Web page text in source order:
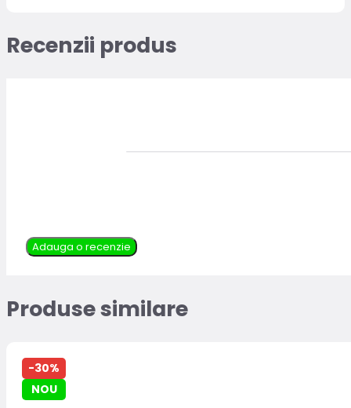
Recenzii produs
Adauga o recenzie
Produse similare
-30%
NOU